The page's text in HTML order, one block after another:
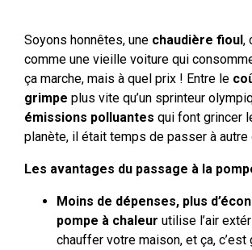
Soyons honnêtes, unechaudière fioul,
comme une vieille voiture qui
ça marche, mais à quel prix ! Entre le
grimpe plus vite qu’un sprinteur
émissions polluantes qui font grincer
planète, il était temps de passer à autre
Les avantages du passage à la
Moins de dépenses, plus
pompe à chaleur utilise l’air
chauffer votre maison, et ça, c’est